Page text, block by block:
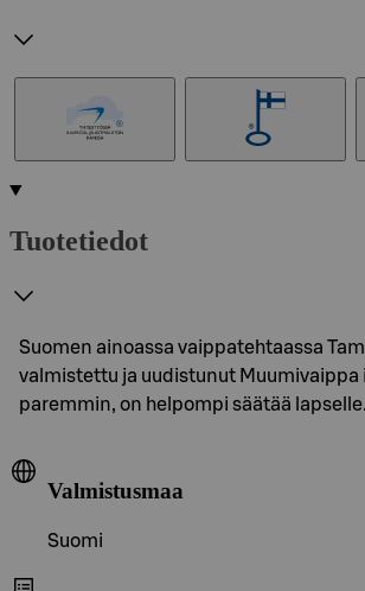
Tuotetiedot
Suomen ainoassa vaippatehtaassa
valmistettu ja uudistunut Muumivaippa
paremmin, on helpompi säätää
Valmistusmaa
Suomi